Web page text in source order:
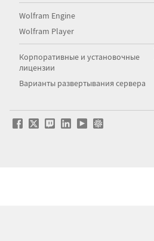
Wolfram Engine
Wolfram Player
Корпоративные и установочные
лицензии
Варианты развертывания сервера